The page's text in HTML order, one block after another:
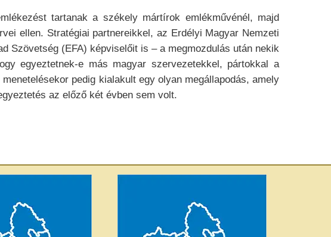
tartanak a székely mártírok emlékművénél, majd
ellen. Stratégiai partnereikkel, az Erdélyi Magyar Nemzeti
Szövetség (EFA) képviselőit is – a megmozdulás után nekik
egyeztetnek-e más magyar szervezetekkel, pártokkal a
pedig kialakult egy olyan megállapodás, amely
az előző két évben sem volt.